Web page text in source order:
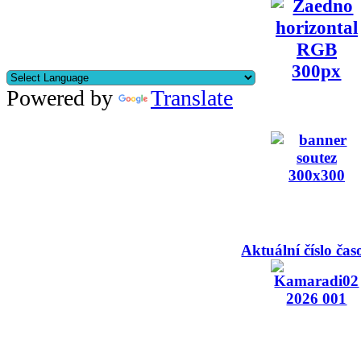
Powered by Translate
Aktuální číslo